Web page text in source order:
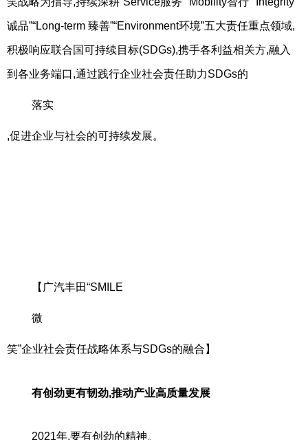
诚品”“Long-term 臻善”“Environment环境”五大责任重点领域,
积极响应联合国可持续目标(SDGs),携手各利益相关方,融入
到各业务端口,通过践行企业社会责任助力SDGs的
落实
,促进企业与社会的可持续发展。
【广汽丰田“SMILE
微
笑”企业社会责任战略体系与SDGs的融合】
有创劲更有韧劲,推动产业高质量发展
2021年,要有创劲的精神。